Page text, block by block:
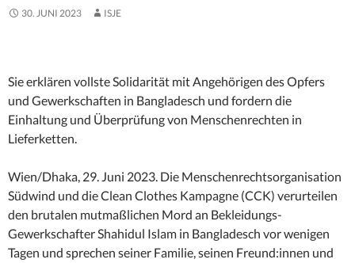
30. JUNI 2023 ISJE
Sie erklären vollste Solidarität mit Angehörigen des Opfers
und Gewerkschaften in Bangladesch und fordern die
Einhaltung und Überprüfung von Menschenrechten in
Lieferketten.
Wien/Dhaka, 29. Juni 2023. Die Menschenrechtsorganisation
Südwind und die Clean Clothes Kampagne (CCK) verurteilen
den brutalen mutmaßlichen Mord an Bekleidungs-
Gewerkschafter Shahidul Islam in Bangladesch vor wenigen
Tagen und sprechen seiner Familie, seinen Freund:innen und